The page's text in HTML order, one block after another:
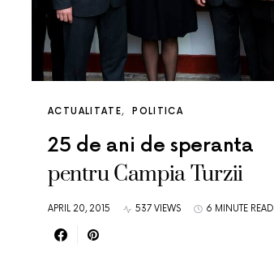
ACTUALITATE POLITICA
25 de ani de speranta
pentru Campia Turzii
APRIL 20, 2015 537 VIEWS 6 MINUTE READ